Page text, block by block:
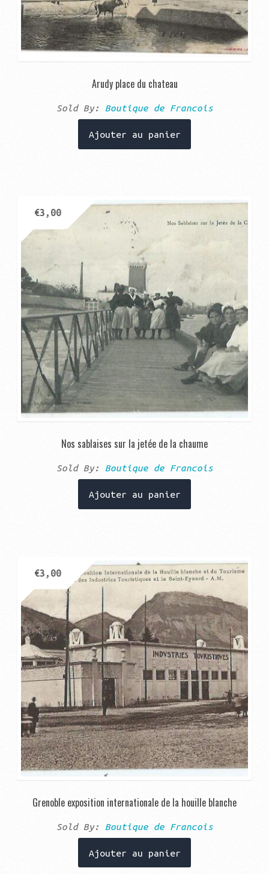
Arudy place du chateau
Sold By: Boutique de Francois
Ajouter au panier
Nos sablaises sur la jetée de la chaume
€3,00
Sold By: Boutique de Francois
Ajouter au panier
Grenoble exposition internationale de la houille blanche
€3,00
Sold By: Boutique de Francois
Ajouter au panier